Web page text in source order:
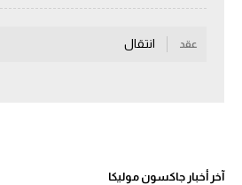
منتخب مصر
عقد انتقال
آخر أخبار جاكسون موليكا